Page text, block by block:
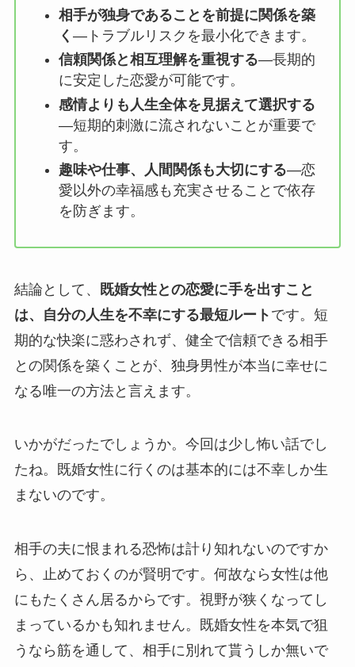
相手が独身であることを前提に関係を築
く ―トラブルリスクを最小化できます。
信頼関係と相互理解を重視する―長期的
に安定した恋愛が可能です。
感情よりも人生全体を見据えて選択する
―短期的刺激に流されないことが重要で
す。
趣味や仕事、人間関係も大切にする―恋
愛以外の幸福感も充実させることで依存
を防ぎます。
結論として、
既婚女性との恋愛に手を出すこと
は、自分の人生を不幸にする最短ルート です。短
期的な快楽に惑わされず、健全で信頼できる相手
との関係を築くことが、独身男性が本当に幸せに
なる唯一の方法と言えます。
いかがだったでしょうか。今回は少し怖い話でし
たね。既婚女性に行くのは基本的には不幸しか生
まないのです。
相手の夫に恨まれる恐怖は計り知れないのですか
ら、止めておくのが賢明です。何故なら女性は他
にもたくさん居るからです。視野が狭くなってし
まっているかも知れません。既婚女性を本気で狙
うなら筋を通して、相手に別れて貰うしか無いで